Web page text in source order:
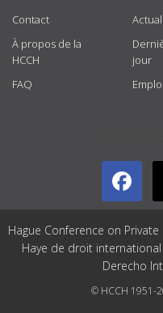
Contact
À propos de la
HCCH
FAQ
jour
Hague Conference on
Haye de droit
Derecho
© HCCH 1951-